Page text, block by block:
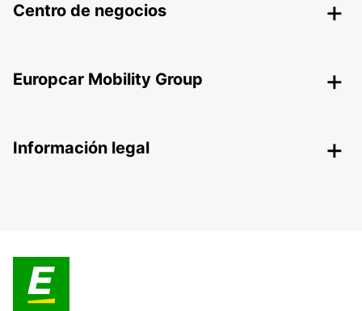
Centro de negocios
Europcar Mobility Group
Información legal